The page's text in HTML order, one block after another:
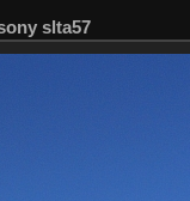
slta57